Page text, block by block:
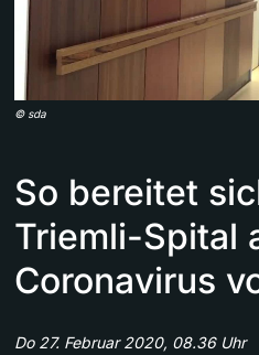
© sda
So bereitet
Triemli-Spital
Coronavirus
Do 27. Februar 2020, 08.36 Uhr